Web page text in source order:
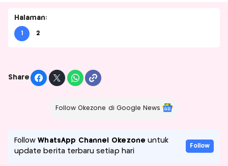
Halaman:
1 2
Share
Follow Okezone di Google News
FollowWhatsApp Channel Okezone untuk
update berita terbaru setiap hari
Follow